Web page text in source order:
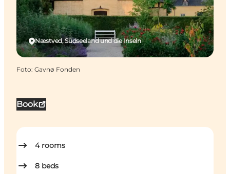
Book
4 rooms
8 beds
Næstved, Südseeland und die Inseln
Foto: Gavnø Fonden